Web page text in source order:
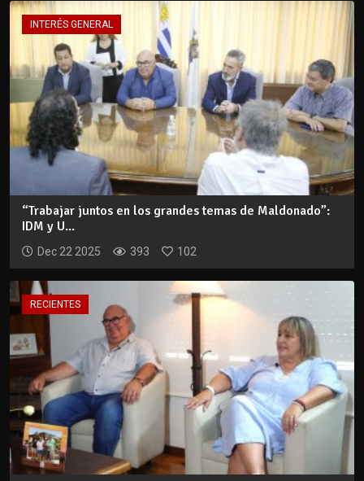
INTERÉS GENERAL
“Trabajar juntos en los grandes temas de Maldonado”:
IDM y U...
Dec 22 2025 393 102
RECIENTES